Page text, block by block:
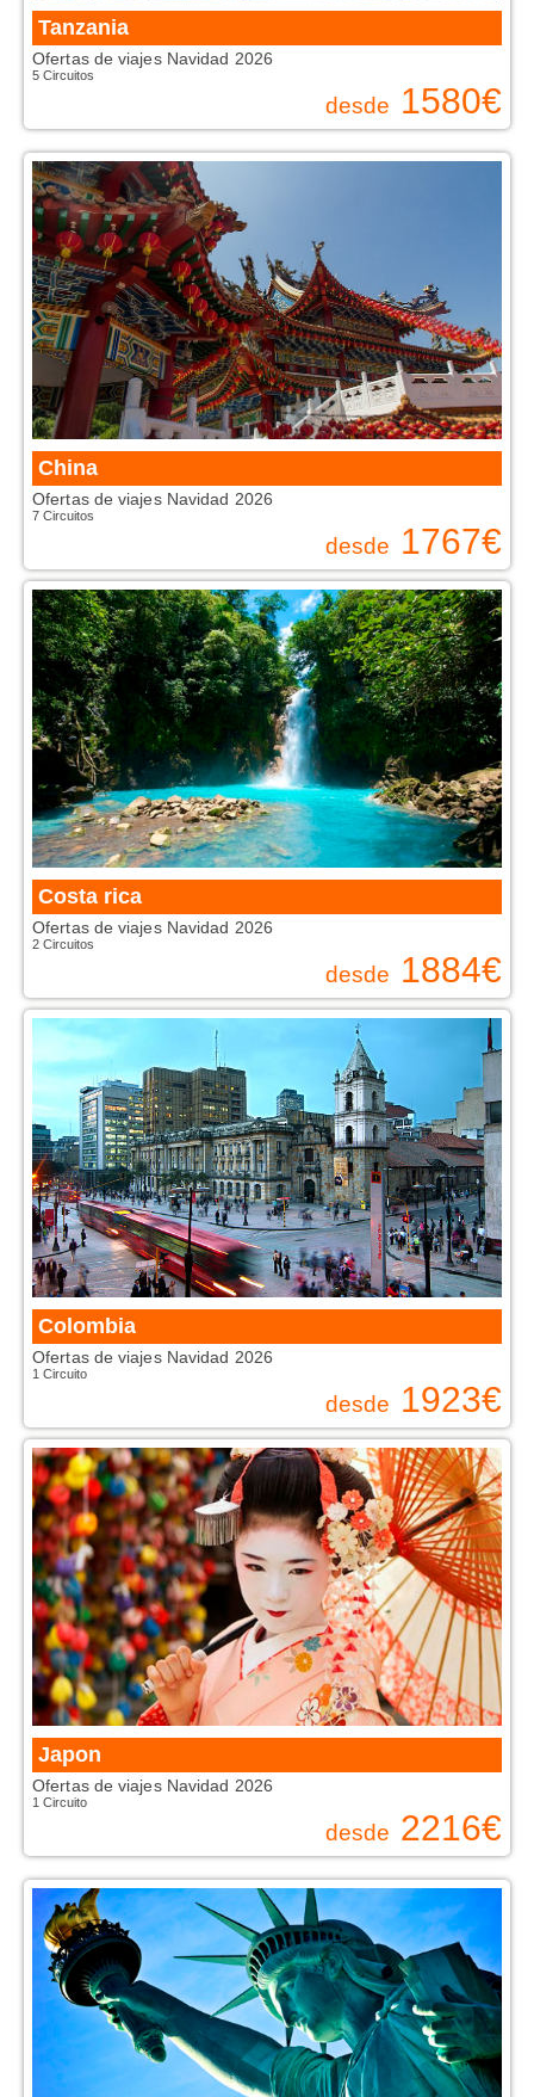
Tanzania
Ofertas de viajes Navidad 2026
5 Circuitos
desde 1580€
China
Ofertas de viajes Navidad 2026
7 Circuitos
desde 1767€
Costa rica
Ofertas de viajes Navidad 2026
2 Circuitos
desde 1884€
Colombia
Ofertas de viajes Navidad 2026
1 Circuito
desde 1923€
Japon
Ofertas de viajes Navidad 2026
1 Circuito
desde 2216€